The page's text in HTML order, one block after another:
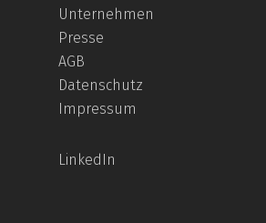
Unternehmen
Presse
AGB
Datenschutz
Impressum
LinkedIn